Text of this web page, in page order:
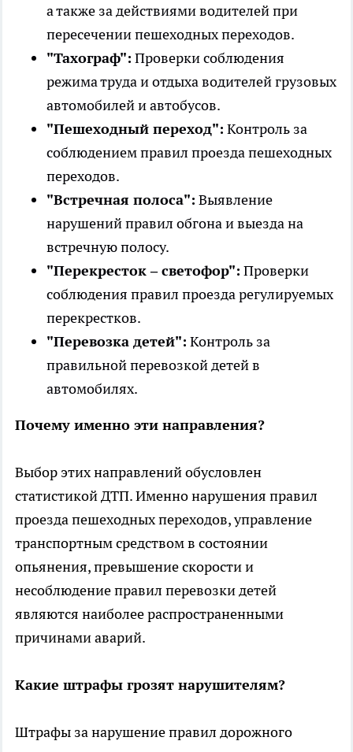
а также за действиями водителей при
пересечении пешеходных переходов.
"Тахограф": Проверки соблюдения
режима труда и отдыха водителей грузовых
автомобилей и автобусов.
"Пешеходный переход": Контроль за
соблюдением правил проезда пешеходных
переходов.
"Встречная полоса": Выявление
нарушений правил обгона и выезда на
встречную полосу.
"Перекресток – светофор": Проверки
соблюдения правил проезда регулируемых
перекрестков.
"Перевозка детей": Контроль за
правильной перевозкой детей в
автомобилях.
Почему именно эти направления?
Выбор этих направлений обусловлен
статистикой ДТП. Именно нарушения правил
проезда пешеходных переходов, управление
транспортным средством в состоянии
опьянения, превышение скорости и
несоблюдение правил перевозки детей
являются наиболее распространенными
причинами аварий.
Какие штрафы грозят нарушителям?
Штрафы за нарушение правил дорожного